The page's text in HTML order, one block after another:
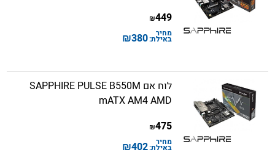
449
₪
מחיר
באילת:380
₪
לוח אם SAPPHIRE PULSE B550M
mATX AM4 AMD
475
₪
מחיר
באילת:402
₪